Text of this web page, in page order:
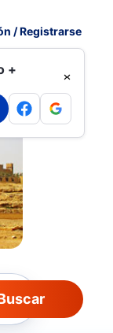
/ Registrarse
+